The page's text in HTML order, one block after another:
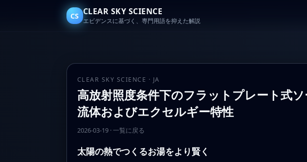
CS CLEAR SKY SCIENCE
エビデンスに基づく、専門用語を抑えた解説
CLEAR SKY SCIENCE · JA
高放射照度条件下のフラットプレート式
流体およびエクセルギー特性
2026-03-19· 一覧に戻る
太陽の熱でつくるお湯をより賢く